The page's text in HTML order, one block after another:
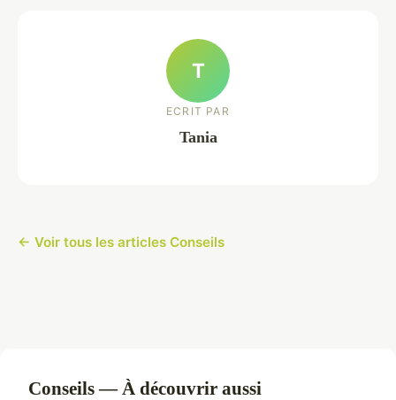
T
ECRIT PAR
Tania
← Voir tous les articles Conseils
Conseils — À découvrir aussi